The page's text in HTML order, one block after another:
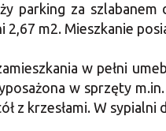
parking za
m2. Mieszkanie
w pełni
w sprzęty
z krzesłami. W sypialni